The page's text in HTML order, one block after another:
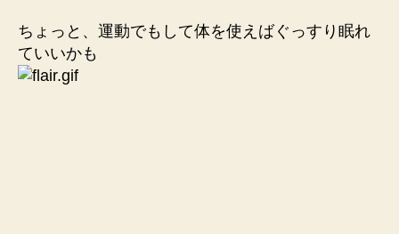
ちょっと、運動でもして体を使えばぐっすり眠れ
ていいかも